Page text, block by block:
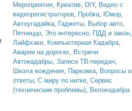
Мероприятия, Креатив, DIY, Видео с
видеорегистраторов, Пробка, Юмор,
Автоугадайка, Гаджеты, Выбор авто,
Пятниццо, Это интересно, ПДД и закон,
Лайфхаки, Компьютерная Кадабра,
Аварии на дорогах, Встречи
Автокадабры, Записи ТВ-передач,
Школа вождения, Парковка, Вопросы и
ответы, С миру по нитке, Сервис
(технические проблемы), Велокадабра